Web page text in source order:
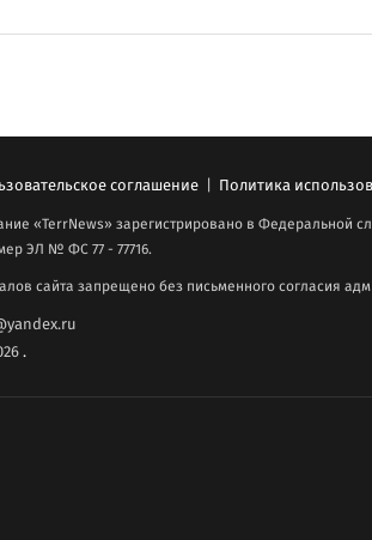
соглашение | Политика
«TerrNews» зарегистрировано в Федеральной
ЭЛ № ФС 77 - 77716.
сайта запрещено без письменного согласия
.